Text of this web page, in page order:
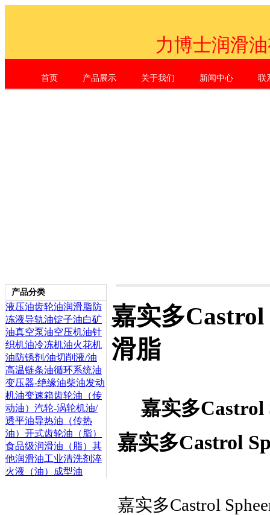
力博士润滑
Shenzhen Li Dr. Industrial Co.,
首页 产品展示 关于我们 新闻中心 联
产品分类
液压油齿轮油润滑脂防
冻液导轨油锭子油白矿
油真空泵油空压机油针
织机油冷冻机油火花机
油防锈剂/油切削液/油
高温链条油循环系统油
变压器-绝缘油柴油发动
机油变速箱齿轮油（传
动油） 汽轮-涡轮机油/
透平油导热油（传热
油） 开式齿轮油（脂）
食品级润滑油（脂） 其
他润滑油工业清洗剂 淬
火液（油）
成型油
嘉实多
滑脂
嘉实多
嘉实多Castrol
嘉实多Castrol